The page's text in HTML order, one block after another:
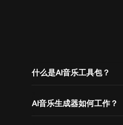
什么是AI音乐工具包？
AI音乐生成器如何工作？